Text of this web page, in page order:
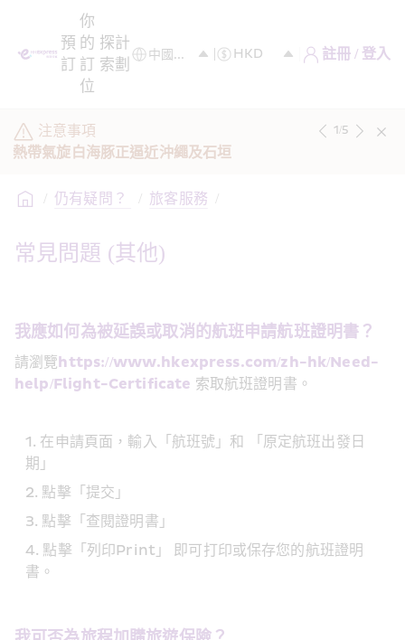
預
訂
你
的
訂
位
探
索
計
劃
註冊 / 登入
注意事項
熱帶氣旋白海豚正逼近沖繩及石垣
1/5
/ 仍有疑問？ / 旅客服務 /
常見問題 (其他)
我應如何為被延誤或取消的航班申請航班證明書？
請瀏覽https://www.hkexpress.com/zh-hk/Need-
help/Flight-Certificate 索取航班證明書。
在申請頁面，輸入「航班號」和 「原定航班出發日
期」
點擊「提交」
點擊「查閱證明書」
點擊「列印Print」 即可打印或保存您的航班證明
書。